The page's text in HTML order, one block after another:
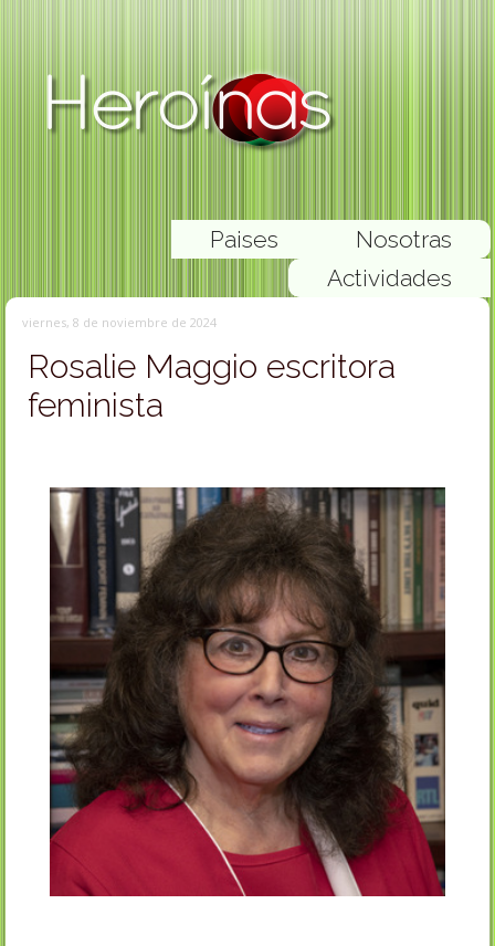
Nosotras
Paises
Actividades
viernes, 8 de noviembre de 2024
Rosalie Maggio escritora
feminista